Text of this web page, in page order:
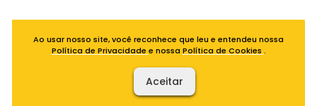
Ao usar nosso site, você reconhece que leu e entendeu nossa
Política de Privacidade e nossa Política de Cookies .
Aceitar